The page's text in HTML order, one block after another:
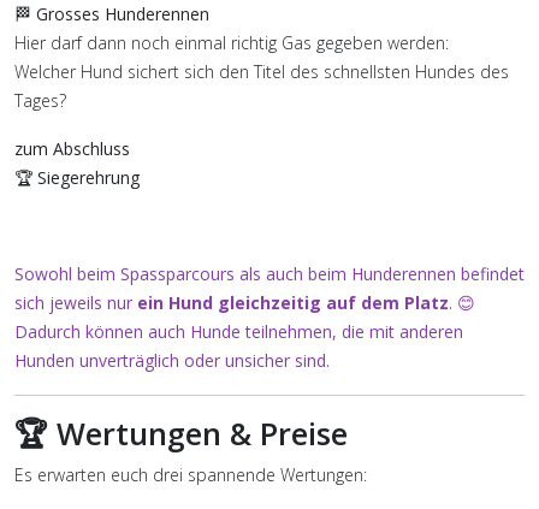
🏁 Grosses Hunderennen
Hier darf dann noch einmal richtig Gas gegeben werden:
Welcher Hund sichert sich den Titel des schnellsten Hundes des
Tages?
zum Abschluss
🏆 Siegerehrung
Sowohl beim Spassparcours als auch beim Hunderennen befindet
sich jeweils nur ein Hund gleichzeitig auf dem Platz. 😊
Dadurch können auch Hunde teilnehmen, die mit anderen
Hunden unverträglich oder unsicher sind.
🏆 Wertungen & Preise
Es erwarten euch drei spannende Wertungen: